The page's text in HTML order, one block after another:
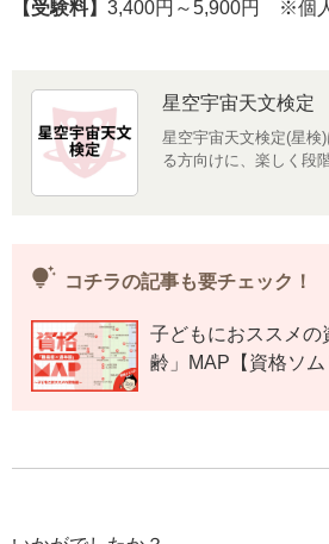
【受験料】 3,400円～5,900円 ※個
星空宇宙天文検定
星空宇宙天文検定(星検
る方向けに、楽しく段
tips_and_updates コチラの記事も要チェック！
子どもにおススメの
齢」MAP【資格ソム